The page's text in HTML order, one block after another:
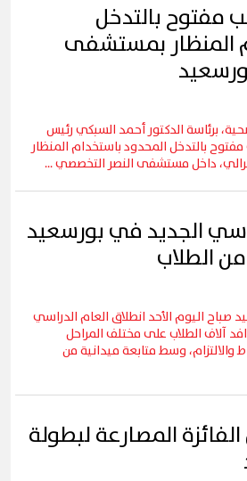
مفتوح بالتدخل
المنظار بمستشفى
برئاسة الدكتور أحمد السبكي رئيس
بالتدخل المحدود باستخدام المنظار
داخل مستشفى النصر التخصصي ...
الجديد في بورسعيد
الطلاب
اليوم الأحد انطلاق العام الدراسي
حيث توافد آلاف الطلاب على مختلف المراحل
والالتزام، وسط متابعة ميدانية من
المصارعة لبطولة